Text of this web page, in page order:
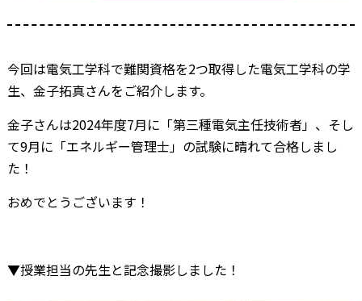
今回は電気工学科で難関資格を2つ取得した電気工学科の学
生、金子拓真さんをご紹介します。
金子さんは2024年度7月に「第三種電気主任技術者」、そし
て9月に「エネルギー管理士」の試験に晴れて合格しまし
た！
おめでとうございます！
▼授業担当の先生と記念撮影しました！